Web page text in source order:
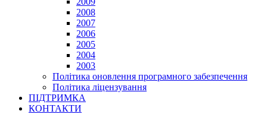
2008
2007
2006
2005
2004
2003
Політика оновлення програмного забезпечення
Політика ліцензування
ПІДТРИМКА
КОНТАКТИ